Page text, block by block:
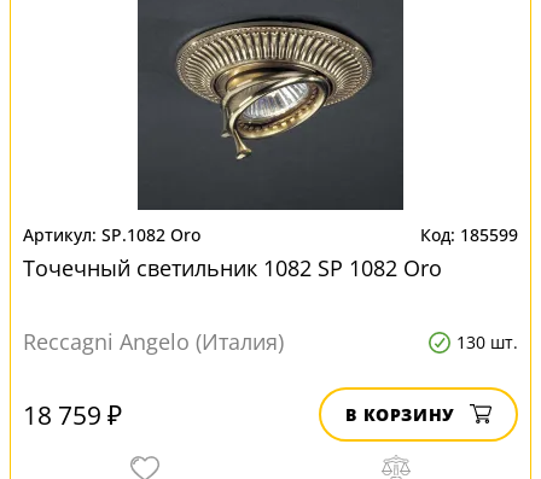
SP.1082 Oro 185599
Точечный светильник 1082 SP 1082 Oro
Reccagni Angelo (Италия) 130 шт.
18 759 ₽ В КОРЗИНУ